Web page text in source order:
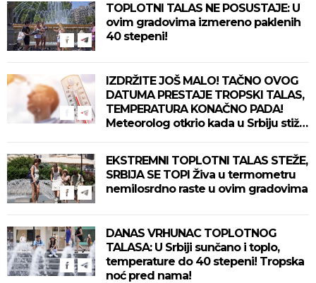
TOPLOTNI TALAS NE POSUSTAJE: U
ovim gradovima izmereno paklenih
40 stepeni!
IZDRŽITE JOŠ MALO! TAČNO OVOG
DATUMA PRESTAJE TROPSKI TALAS,
TEMPERATURA KONAČNO PADA!
Meteorolog otkrio kada u Srbiju stiže
EKSTREMNI TOPLOTNI TALAS STEŽE,
SRBIJA SE TOPI Živa u termometru
nemilosrdno raste u ovim gradovima
DANAS VRHUNAC TOPLOTNOG
TALASA: U Srbiji sunčano i toplo,
temperature do 40 stepeni! Tropska
noć pred nama!